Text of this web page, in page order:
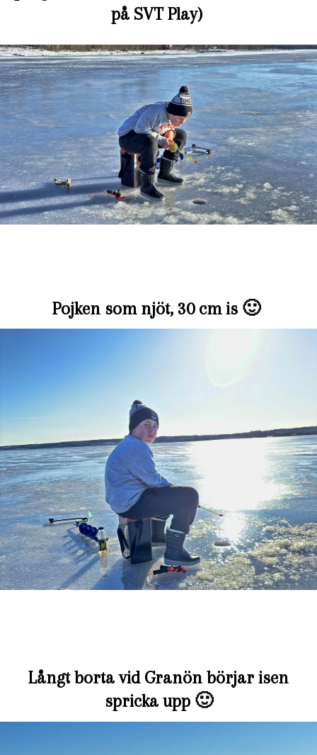
på SVT Play)
Pojken som njöt, 30 cm is 🙂
Långt borta vid Granön börjar isen
spricka upp 🙂